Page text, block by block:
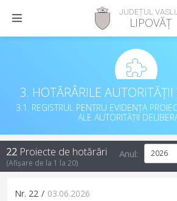
JUDEȚUL
LIPOVĂȚ
3. HOTĂRÂRILE AUTORITĂȚII
3.1. REGISTRUL PENTRU EVIDENȚA
ALE AUTORITĂȚII
22 Proiecte de hotărâri
(Afișare de la 1 la 20)
Anul:
Nr. 22 / 03.06.2026